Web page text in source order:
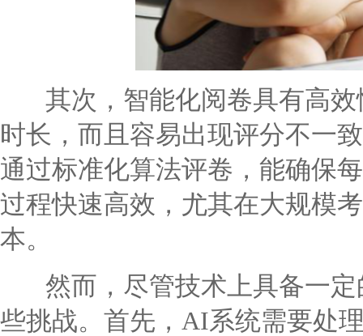
其次，智能化阅卷具有高效
时长，而且容易出现评分不一
通过标准化算法评卷，能确保
过程快速高效，尤其在大规模
本。
然而，尽管技术上具备一定
些挑战。首先，AI系统需要处